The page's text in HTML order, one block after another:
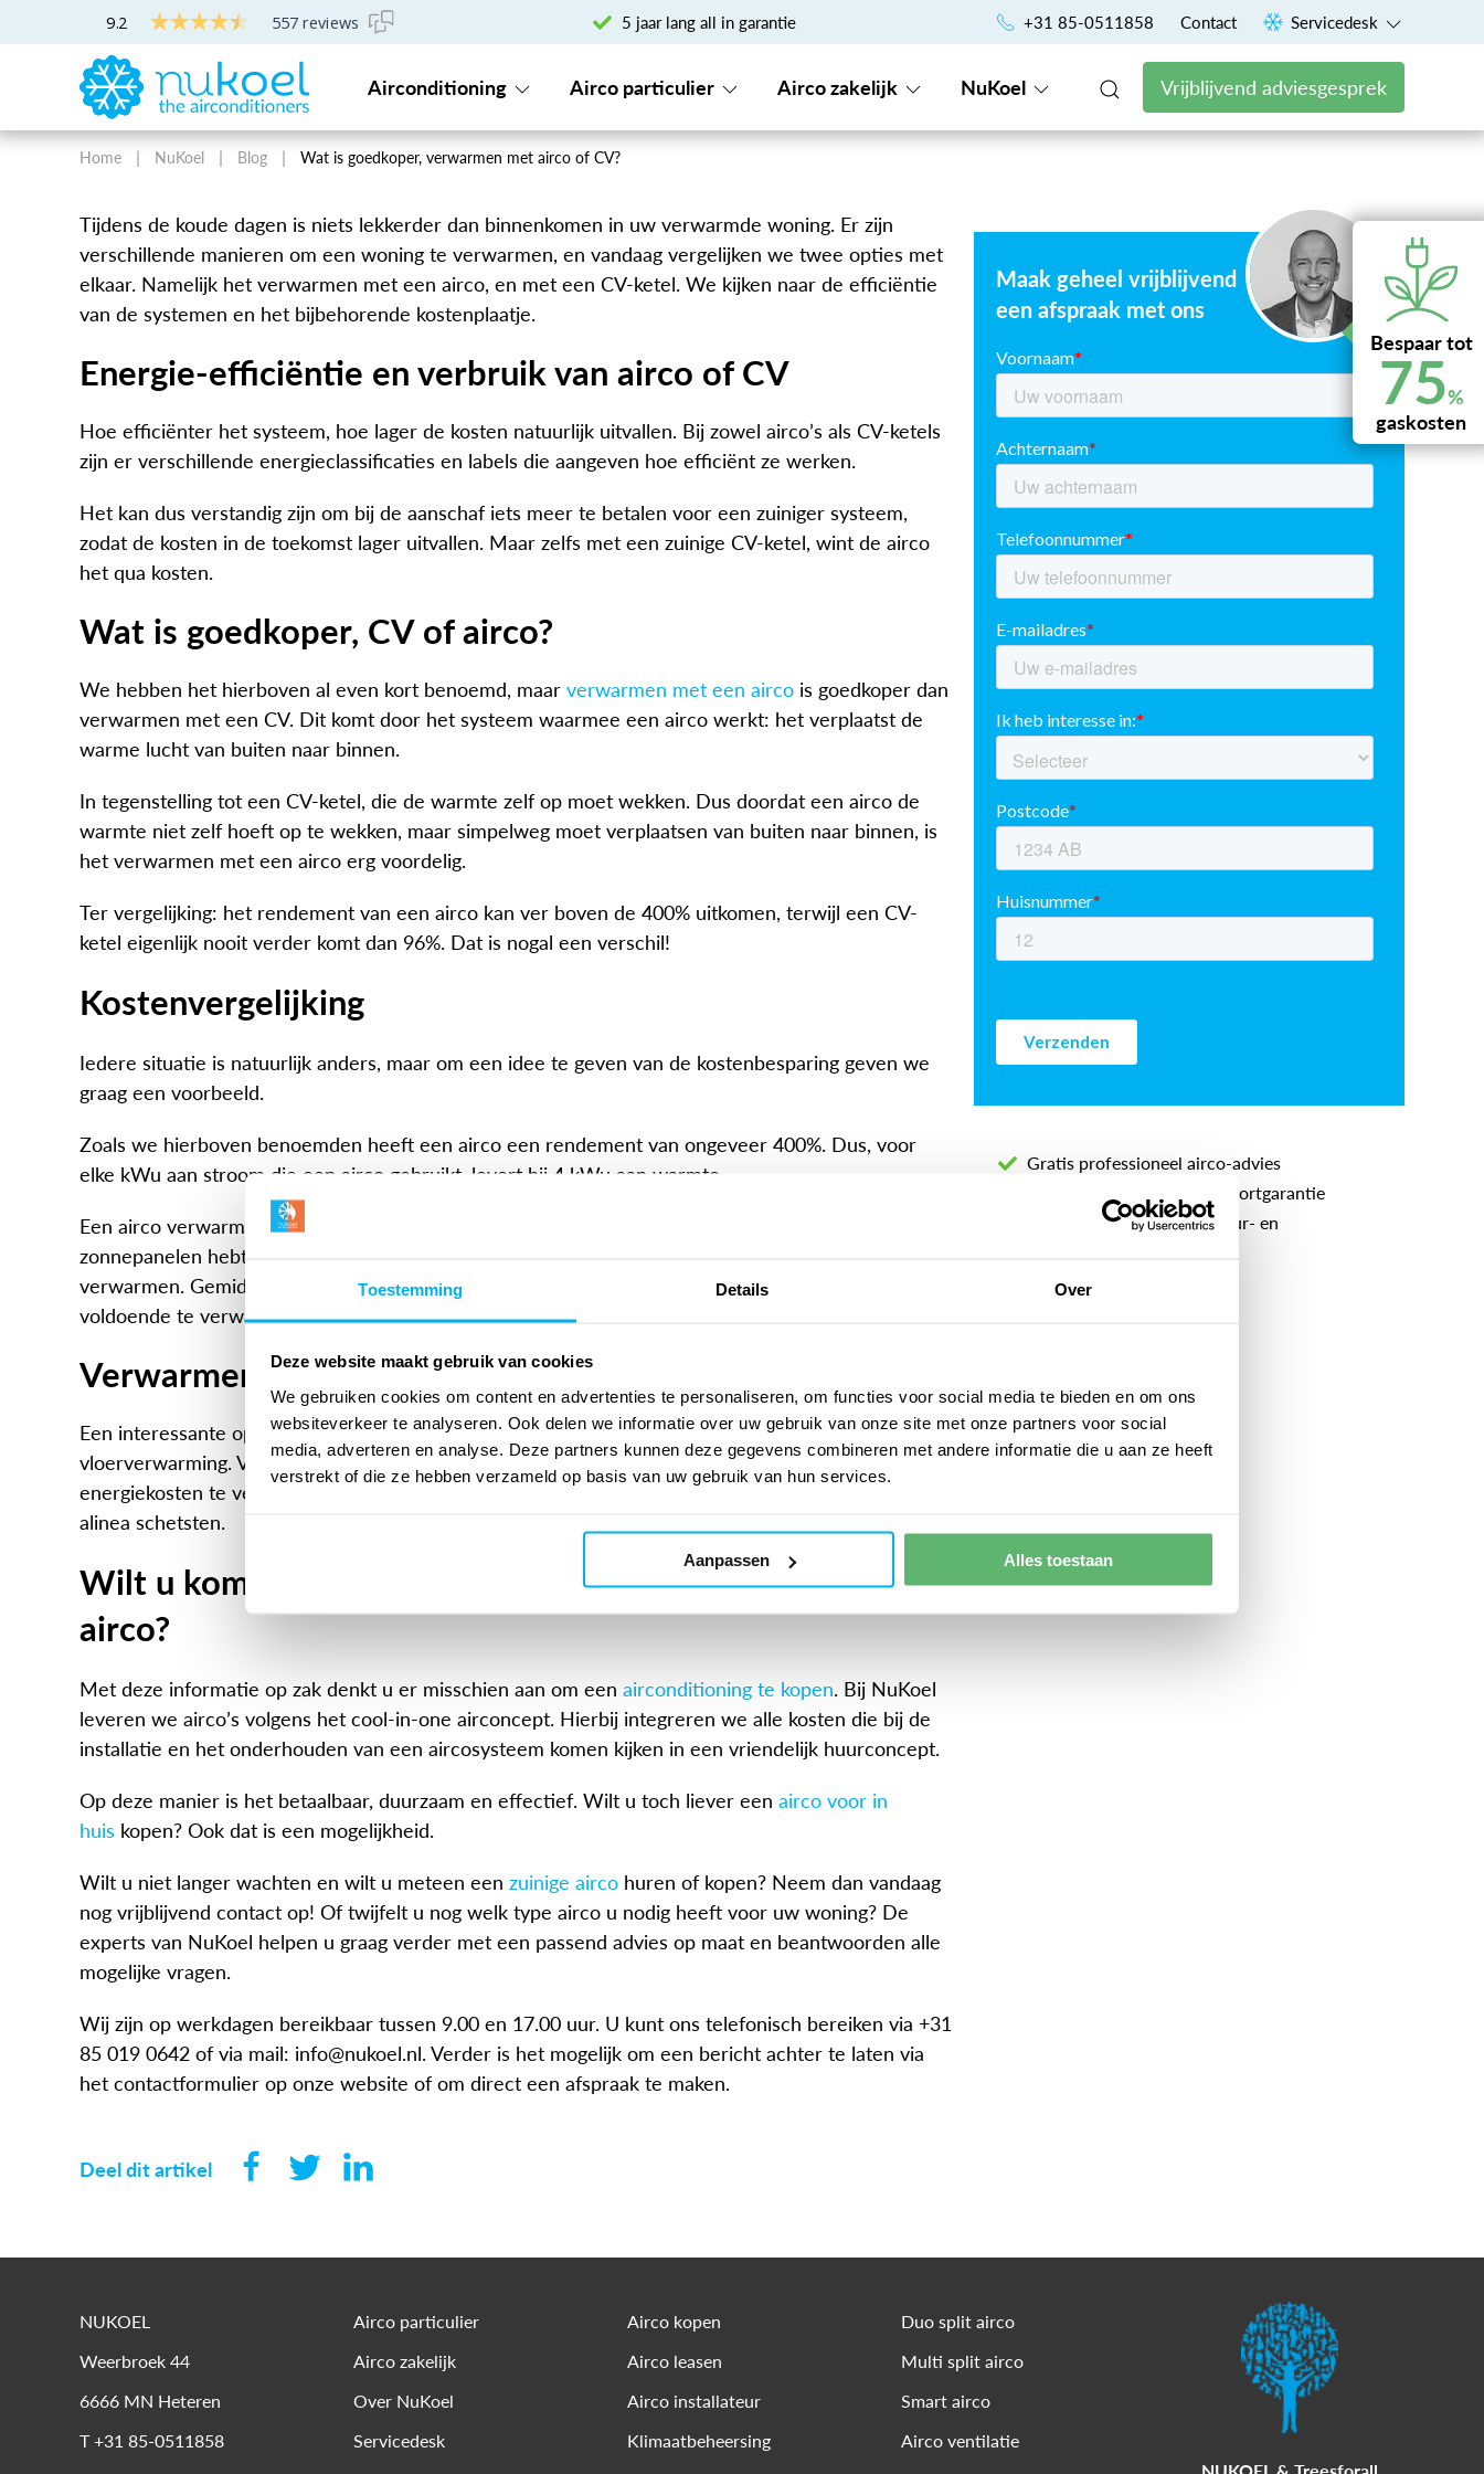
Toestemming Details Over
Deze website maakt gebruik van cookies
We gebruiken cookies om content en advertenties te personaliseren, om functies voor social media te bieden en om ons
websiteverkeer te analyseren. Ook delen we informatie over uw gebruik van onze site met onze partners voor social
media, adverteren en analyse. Deze partners kunnen deze gegevens combineren met andere informatie die u aan ze heeft
verstrekt of die ze hebben verzameld op basis van uw gebruik van hun services.
Aanpassen Alles toestaan
9.2 557 reviews
Gratis professioneel airco-advies 5 jaar lang all in garantie Uniek financieringsconcept voor een vast maandbedrag
+31 85-0511858 Contact Servicedesk
Airconditioning Airco particulier Airco zakelijk NuKoel Vrijblijvend adviesgesprek
Home NuKoel Blog Wat is goedkoper, verwarmen met airco of CV?
Tijdens de koude dagen is niets lekkerder dan binnenkomen in uw verwarmde woning. Er zijn
verschillende manieren om een woning te verwarmen, en vandaag vergelijken we twee opties met
elkaar. Namelijk het verwarmen met een airco, en met een CV-ketel. We kijken naar de efficiëntie
van de systemen en het bijbehorende kostenplaatje.
Energie-efficiëntie en verbruik van airco of CV
Hoe efficiënter het systeem, hoe lager de kosten natuurlijk uitvallen. Bij zowel airco’s als CV-ketels
zijn er verschillende energieclassificaties en labels die aangeven hoe efficiënt ze werken.
Het kan dus verstandig zijn om bij de aanschaf iets meer te betalen voor een zuiniger systeem,
zodat de kosten in de toekomst lager uitvallen. Maar zelfs met een zuinige CV-ketel, wint de airco
het qua kosten.
Wat is goedkoper, CV of airco?
We hebben het hierboven al even kort benoemd, maar verwarmen met een airco is goedkoper dan
verwarmen met een CV. Dit komt door het systeem waarmee een airco werkt: het verplaatst de
warme lucht van buiten naar binnen.
In tegenstelling tot een CV-ketel, die de warmte zelf op moet wekken. Dus doordat een airco de
warmte niet zelf hoeft op te wekken, maar simpelweg moet verplaatsen van buiten naar binnen, is
het verwarmen met een airco erg voordelig.
Ter vergelijking: het rendement van een airco kan ver boven de 400% uitkomen, terwijl een CV-
ketel eigenlijk nooit verder komt dan 96%. Dat is nogal een verschil!
Kostenvergelijking
Iedere situatie is natuurlijk anders, maar om een idee te geven van de kostenbesparing geven we
graag een voorbeeld.
Zoals we hierboven benoemden heeft een airco een rendement van ongeveer 400%. Dus, voor
elke kWu aan stroom die een airco gebruikt, levert hij 4 kWu aan warmte.
Een airco verwarmt dus voor de helft van de prijs in vergelijking van een CV-ketel. Wanneer u
zonnepanelen hebt met voldoende capaciteit is het helemaal interessant om met een airco te
verwarmen. Gemiddeld heeft een eengezinswoning ongeveer twee tot drie airco-units nodig om
voldoende te verwarmen.
Verwarmen met een airco en vloerverwarming
Een interessante optie om te overwegen is het gebruik van een aircosysteem in combinatie met
vloerverwarming. Vloerverwarming zorgt voor een gelijkmatige warmteverspreiding en kan helpen
energiekosten te verlagen. Dit is in veel gevallen nóg zuiniger dan de situatie die we in de vorige
alinea schetsten.
Wilt u komende winter uw huis verwarmen met een
airco?
Met deze informatie op zak denkt u er misschien aan om een airconditioning te kopen. Bij NuKoel
leveren we airco’s volgens het cool-in-one airconcept. Hierbij integreren we alle kosten die bij de
installatie en het onderhouden van een aircosysteem komen kijken in een vriendelijk huurconcept.
Op deze manier is het betaalbaar, duurzaam en effectief. Wilt u toch liever een airco voor in
huis kopen? Ook dat is een mogelijkheid.
Wilt u niet langer wachten en wilt u meteen een zuinige airco huren of kopen? Neem dan vandaag
nog vrijblijvend contact op! Of twijfelt u nog welk type airco u nodig heeft voor uw woning? De
experts van NuKoel helpen u graag verder met een passend advies op maat en beantwoorden alle
mogelijke vragen.
Wij zijn op werkdagen bereikbaar tussen 9.00 en 17.00 uur. U kunt ons telefonisch bereiken via +31
85 019 0642 of via mail: info@nukoel.nl. Verder is het mogelijk om een bericht achter te laten via
het contactformulier op onze website of om direct een afspraak te maken.
Deel dit artikel
Maak geheel vrijblijvend
een afspraak met ons
Gratis professioneel airco-advies
5 jaar lang service- en comfortgarantie
Inclusief voorrij-, apparatuur- en
Bespaar tot
75%
gaskosten
NUKOEL
Weerbroek 44
6666 MN Heteren
T+31 85-0511858
Airco particulier
Airco zakelijk
Over NuKoel
Servicedesk
Airco kopen
Airco leasen
Airco installateur
Klimaatbeheersing
Duo split airco
Multi split airco
Smart airco
Airco ventilatie
NUKOEL & Treesforall